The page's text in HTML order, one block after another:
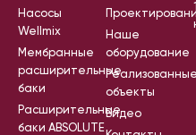
Насосы
Wellmix
Мембранные
расширительные
баки
Расширительные
баки ABSOLUTE
Наше
оборудование
Реализованные
объекты
Видео